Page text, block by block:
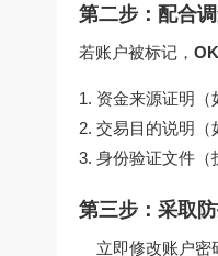
第二步：配合
若账户被标记，
资金来源证明（
交易目的说明（
身份验证文件（
第三步：采取
立即修改账户密